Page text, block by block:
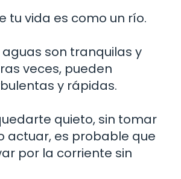
tu vida es como un río.
aguas son tranquilas y
veces, pueden
y rápidas.
quieto, sin tomar
actuar, es probable que
por la corriente sin